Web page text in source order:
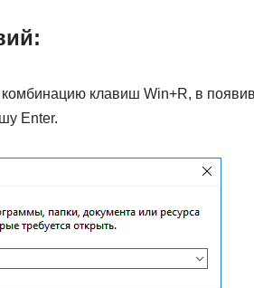
клавиш Win+R, в
Enter.